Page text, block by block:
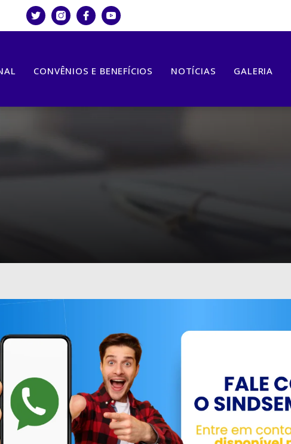
CONVÊNIOS E BENEFÍCIOS NOTÍCIAS GALERIA